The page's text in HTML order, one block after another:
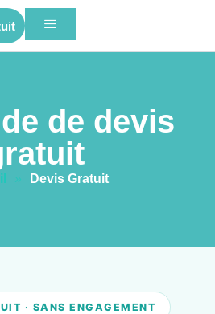
de devis
» Devis Gratuit
· SANS ENGAGEMENT